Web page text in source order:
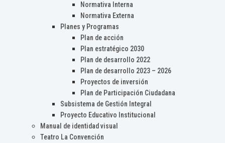
Normativa Interna
Normativa Externa
Planes y Programas
Plan de acción
Plan estratégico 2030
Plan de desarrollo 2022
Plan de desarrollo 2023 – 2026
Proyectos de inversión
Plan de Participación Ciudadana
Subsistema de Gestión Integral
Proyecto Educativo Institucional
Manual de identidad visual
Teatro La Convención